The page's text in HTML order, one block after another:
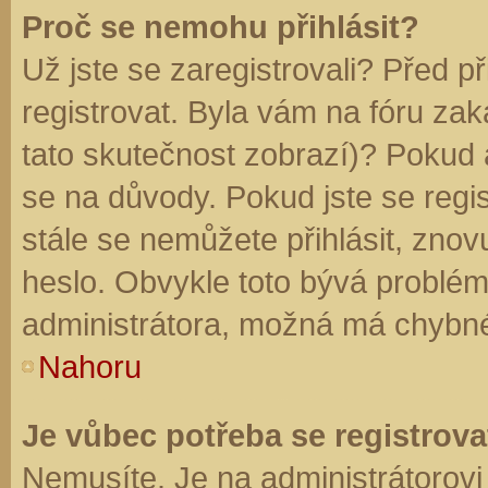
Proč se nemohu přihlásit?
Už jste se zaregistrovali? Před
registrovat. Byla vám na fóru
tato skutečnost zobrazí)?
se na důvody. Pokud jste se
stále se nemůžete přihlásit,
heslo. Obvykle toto bývá
administrátora, možná má
Nahoru
Je vůbec potřeba se
Nemusíte. Je na